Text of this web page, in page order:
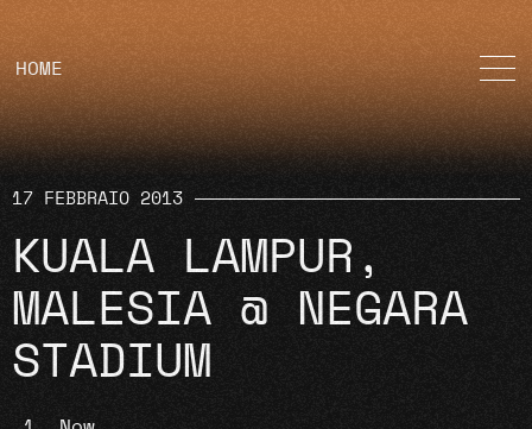
HOME
17 FEBBRAIO 2013
KUALA LAMPUR,
MALESIA @ NEGARA
STADIUM